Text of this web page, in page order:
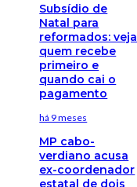
Subsídio de
Natal para
reformados: veja
quem recebe
primeiro e
quando cai o
pagamento
há 9 meses
MP cabo-
verdiano acusa
ex-coordenador
estatal de dois